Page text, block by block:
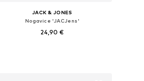
JACK & JONES
Nogavice 'JACJens'
24,90 €